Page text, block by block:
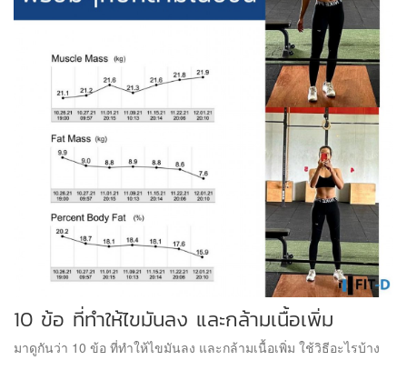
10 ข้อ ที่ทำให้ไขมันลง และกล้ามเนื้อเพิ่ม
มาดูกันว่า 10 ข้อ ที่ทำให้ไขมันลง และกล้ามเนื้อเพิ่ม ใช้วิธีอะไรบ้าง